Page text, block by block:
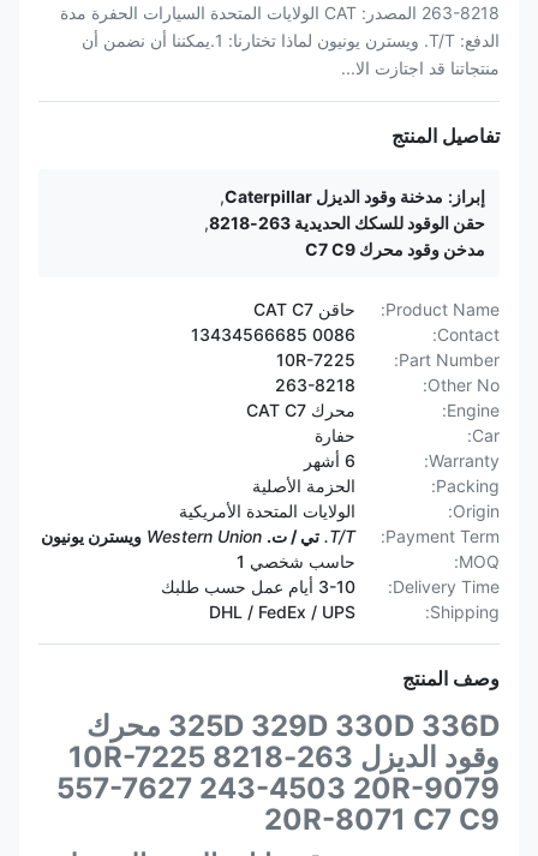
263-8218 المصدر: CAT الولايات المتحدة السيارات الحفرة مدة
الدفع: T/T. ويسترن يونيون لماذا تختارنا: 1.يمكننا أن نضمن أن
منتجاتنا قد اجتازت الا...
تفاصيل المنتج
إبراز: مدخنة وقود الديزل Caterpillar
,
حقن الوقود للسكك الحديدية 263-8218
,
مدخن وقود محرك C7 C9
Product Name:
حاقن CAT C7
Contact:
0086 13434566685
Part Number:
10R-7225
Other No:
263-8218
Engine:
محرك CAT C7
Car:
حفارة
Warranty:
6 أشهر
Packing:
الحزمة الأصلية
Origin:
الولايات المتحدة الأمريكية
Payment Term:
T/T. تي / ت. Western Union ويسترن يونيون
MOQ:
حاسب شخصي 1
Delivery Time:
3-10 أيام عمل حسب طلبك
Shipping:
DHL / FedEx / UPS
وصف المنتج
325D 329D 330D 336D محرك
وقود الديزل 263-8218 10R-7225
557-7627 243-4503 20R-9079
20R-8071 C7 C9